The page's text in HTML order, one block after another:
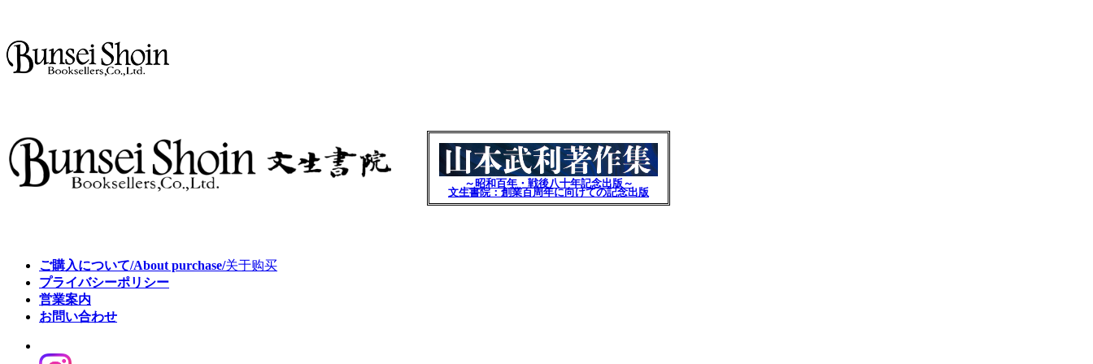
～昭和百年・戦後八十年記念出版～
文生書院：創業百周年に向けての記念出版
ご購入について/About purchase/关于购买
プライバシーポリシー
営業案内
お問い合わせ